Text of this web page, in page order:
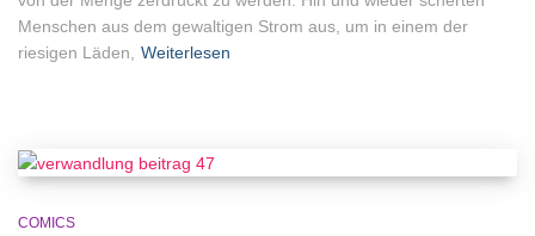
Menschen aus dem gewaltigen Strom aus, um in einem der
riesigen Läden,
Weiterlesen
COMICS